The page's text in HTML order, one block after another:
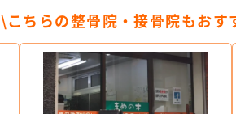
\こちらの整骨院・接骨院もおす